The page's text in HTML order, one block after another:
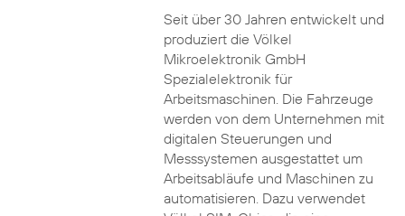
Seit über 30 Jahren entwickelt und
produziert die Völkel
Mikroelektronik GmbH
Spezialelektronik für
Arbeitsmaschinen. Die Fahrzeuge
werden von dem Unternehmen mit
digitalen Steuerungen und
Messsystemen ausgestattet um
Arbeitsabläufe und Maschinen zu
automatisieren. Dazu verwendet